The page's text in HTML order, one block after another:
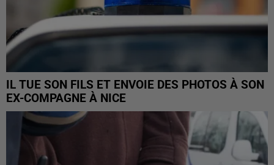
IL TUE SON FILS ET ENVOIE DES PHOTOS À SON
EX-COMPAGNE À NICE